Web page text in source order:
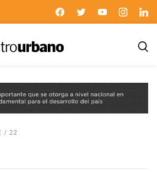
/ 22